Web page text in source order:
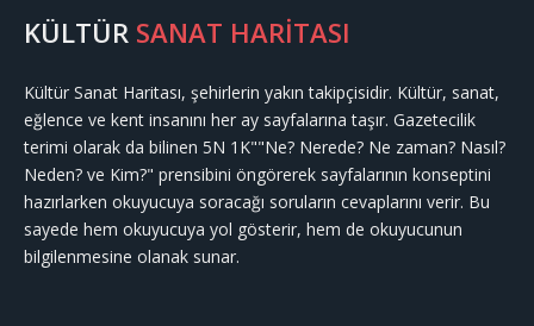
KÜLTÜR SANAT HARİTASI
Kültür Sanat Haritası, şehirlerin yakın takipçisidir. Kültür, sanat,
eğlence ve kent insanını her ay sayfalarına taşır. Gazetecilik
terimi olarak da bilinen 5N 1K""Ne? Nerede? Ne zaman? Nasıl?
Neden? ve Kim?" prensibini öngörerek sayfalarının konseptini
hazırlarken okuyucuya soracağı soruların cevaplarını verir. Bu
sayede hem okuyucuya yol gösterir, hem de okuyucunun
bilgilenmesine olanak sunar.